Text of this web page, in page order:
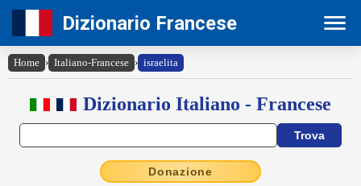
Dizionario Francese
Home › Italiano-Francese › israelita
Dizionario Italiano - Francese
Donazione